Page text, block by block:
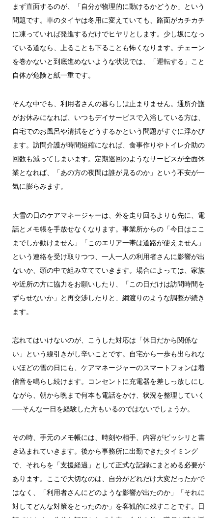
まず直面するのが、「自分が物理的に動けるかどうか」という
問題です。車のタイヤは冬用に変えていても、路面がカチカチ
に凍っていれば発進するだけでヒヤリとします。少し坂になっ
ている道なら、上ることも下ることも怖くなります。チェーン
を巻かないと到底進めないような状況では、「運転する」こと
自体が危険と紙一重です。
そんな中でも、利用者さんの暮らしは止まりません。通所介護
がお休みになれば、いつもデイサービスで入浴している方は、
自宅でのお風呂や清拭をどうするかという問題がすぐに浮かび
ます。訪問介護が時間短縮になれば、食事作りやトイレ介助の
回数も減ってしまいます。定期巡回のようなサービスが全面休
業となれば、「あの方の夜間は誰が見るのか」という不安が一
気に膨らみます。
大雪の日のケアマネージャーは、外を走り回るよりも先に、電
話とメモ帳を手放せなくなります。事業所からの「今日はここ
までしか動けません」「このエリア一帯は道路が使えません」
という連絡を受け取りつつ、一人一人の利用者さんに影響が出
ないか、頭の中で組み立てていきます。場合によっては、家族
や近所の方に協力をお願いしたり、「この日だけは訪問時間を
ずらせないか」と再交渉したりと、綱渡りのような調整が続き
ます。
忘れてはいけないのが、こうした対応は「休日だから関係な
い」という線引きがし辛いことです。自宅から一歩も出られな
いほどの雪の日にも、ケアマネージャーのスマートフォンは着
信音を鳴らし続けます。コンセントに充電器を差しっ放しにし
ながら、朝から晩まで何本も電話をかけ、状況を整理していく
──そんな一日を経験した方もいるのではないでしょうか。
その時、手元のメモ帳には、時刻や相手、内容がビッシリと書
き込まれていきます。後から事務所に出勤できたタイミング
で、それらを「支援経過」として正式な記録にまとめる必要が
あります。ここで大切なのは、自分がどれだけ大変だったかで
はなく、「利用者さんにどのような影響が出たのか」「それに
対してどんな対策をとったのか」を客観的に残すことです。日